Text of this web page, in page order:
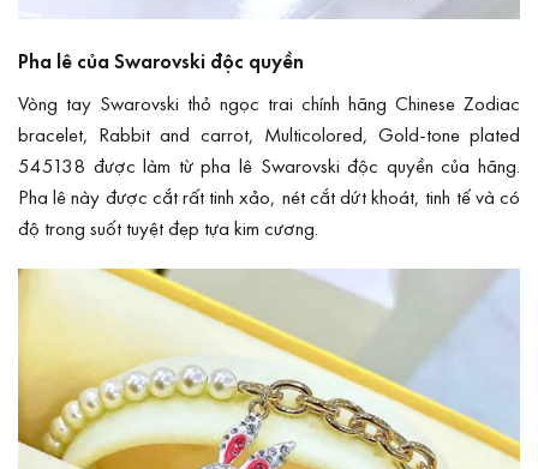
Pha lê của Swarovski độc quyền
Vòng tay Swarovski thỏ ngọc trai chính hãng Chinese Zodiac
bracelet, Rabbit and carrot, Multicolored, Gold-tone plated
545138 được làm từ pha lê Swarovski độc quyền của hãng.
Pha lê này được cắt rất tinh xảo, nét cắt dứt khoát, tinh tế và có
độ trong suốt tuyệt đẹp tựa kim cương.